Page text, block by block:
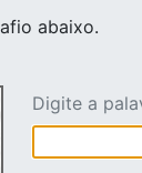
abaixo.
Digite a